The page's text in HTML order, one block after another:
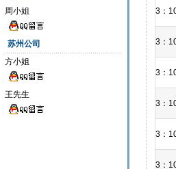
周小姐
苏州公司
方小姐
王先生
3：
3：
3：
3：
3：
3：